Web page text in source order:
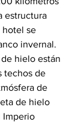
estructura
hotel se
invernal.
hielo están
techos de
de
de hielo
Imperio